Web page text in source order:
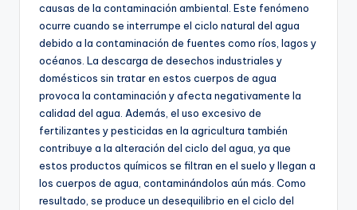
causas de la contaminación ambiental. Este fenómeno
ocurre cuando se interrumpe el ciclo natural del agua
debido a la contaminación de fuentes como ríos, lagos y
océanos. La descarga de desechos industriales y
domésticos sin tratar en estos cuerpos de agua
provoca la contaminación y afecta negativamente la
calidad del agua. Además, el uso excesivo de
fertilizantes y pesticidas en la agricultura también
contribuye a la alteración del ciclo del agua, ya que
estos productos químicos se filtran en el suelo y llegan a
los cuerpos de agua, contaminándolos aún más. Como
resultado, se produce un desequilibrio en el ciclo del